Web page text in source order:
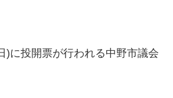
)に投開票が行われる中野市議会